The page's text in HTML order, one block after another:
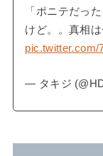
「ポニテだっ
けど。。真相
pic.twitter.com/
— タキジ